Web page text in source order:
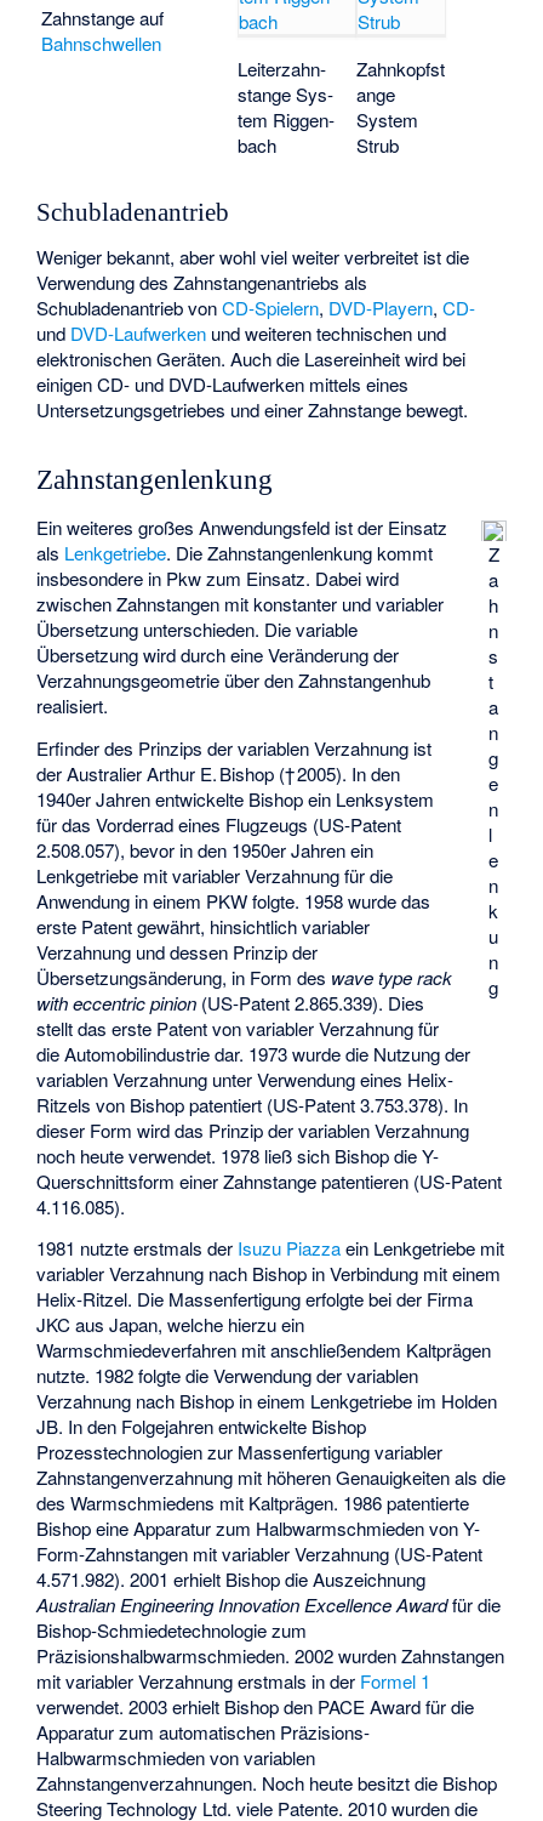
Zahnstange auf
Bahnschwellen
Leiterzahn­
stan­ge Sys­
tem Rig­gen­
bach
Zahnkopfst
ange
System
Strub
Schubladenantrieb
Weniger bekannt, aber wohl viel weiter verbreitet ist die
Verwendung des Zahnstangenantriebs als
Schubladenantrieb vonCD-Spielern, DVD-Playern,CD-
und DVD-Laufwerken und weiteren technischen und
elektronischen Geräten. Auch die Lasereinheit wird bei
einigen CD- und DVD-Laufwerken mittels eines
Untersetzungsgetriebes und einer Zahnstange bewegt.
Zahnstangenlenkung
Z
a
h
n
s
t
a
n
g
e
n
l
e
n
k
u
n
g
Ein weiteres großes Anwendungsfeld ist der Einsatz
als Lenkgetriebe. Die Zahnstangenlenkung kommt
insbesondere in Pkw zum Einsatz. Dabei wird
zwischen Zahnstangen mit konstanter und variabler
Übersetzung unterschieden. Die variable
Übersetzung wird durch eine Veränderung der
Verzahnungsgeometrie über den Zahnstangenhub
realisiert.
Erfinder des Prinzips der variablen Verzahnung ist
der Australier Arthur E. Bishop († 2005). In den
1940er Jahren entwickelte Bishop ein Lenksystem
für das Vorderrad eines Flugzeugs (US-Patent
2.508.057), bevor in den 1950er Jahren ein
Lenkgetriebe mit variabler Verzahnung für die
Anwendung in einem PKW folgte. 1958 wurde das
erste Patent gewährt, hinsichtlich variabler
Verzahnung und dessen Prinzip der
Übersetzungsänderung, in Form des wave type rack
with eccentric pinion (US-Patent 2.865.339). Dies
stellt das erste Patent von variabler Verzahnung für
die Automobilindustrie dar. 1973 wurde die Nutzung der
variablen Verzahnung unter Verwendung eines Helix-
Ritzels von Bishop patentiert (US-Patent 3.753.378). In
dieser Form wird das Prinzip der variablen Verzahnung
noch heute verwendet. 1978 ließ sich Bishop die Y-
Querschnittsform einer Zahnstange patentieren (US-Patent
4.116.085).
1981 nutzte erstmals der Isuzu Piazzaein Lenkgetriebe mit
variabler Verzahnung nach Bishop in Verbindung mit einem
Helix-Ritzel. Die Massenfertigung erfolgte bei der Firma
JKC aus Japan, welche hierzu ein
Warmschmiedeverfahren mit anschließendem Kaltprägen
nutzte. 1982 folgte die Verwendung der variablen
Verzahnung nach Bishop in einem Lenkgetriebe im Holden
JB. In den Folgejahren entwickelte Bishop
Prozesstechnologien zur Massenfertigung variabler
Zahnstangenverzahnung mit höheren Genauigkeiten als die
des Warmschmiedens mit Kaltprägen. 1986 patentierte
Bishop eine Apparatur zum Halbwarmschmieden von Y-
Form-Zahnstangen mit variabler Verzahnung (US-Patent
4.571.982). 2001 erhielt Bishop die Auszeichnung
Australian Engineering Innovation Excellence Awardfür die
Bishop-Schmiedetechnologie zum
Präzisionshalbwarmschmieden. 2002 wurden Zahnstangen
mit variabler Verzahnung erstmals in der Formel 1
verwendet. 2003 erhielt Bishop den PACE Award für die
Apparatur zum automatischen Präzisions-
Halbwarmschmieden von variablen
Zahnstangenverzahnungen. Noch heute besitzt die Bishop
Steering Technology Ltd. viele Patente. 2010 wurden die